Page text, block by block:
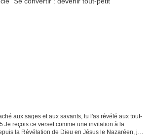
aux sages et aux savants, tu l'as révélé aux tout-
Je reçois ce verset comme une invitation à la
la Révélation de Dieu en Jésus le Nazaréen, je